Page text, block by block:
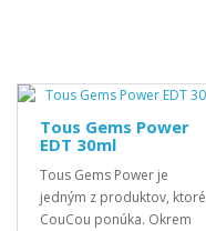
Tous Gems Power
EDT 30ml
Tous Gems Power je
jedným z produktov, ktoré
CouCou ponúka. Okrem